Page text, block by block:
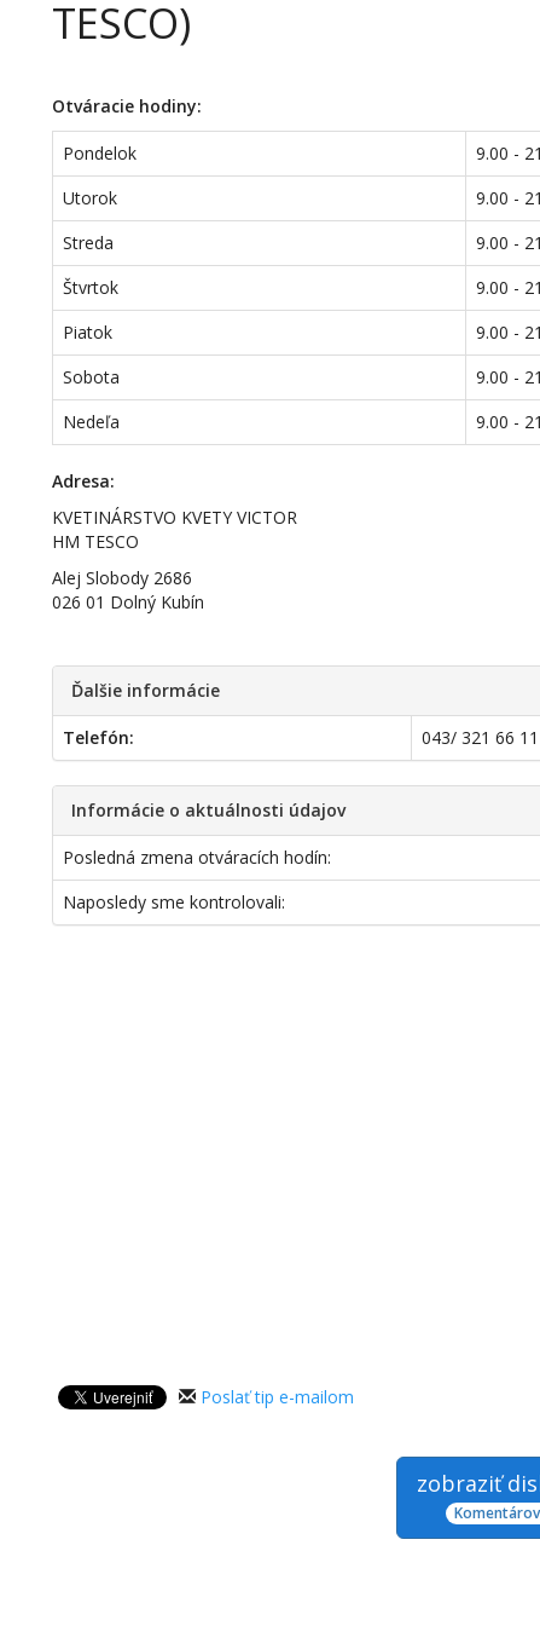
TESCO)
Otváracie hodiny:
Pondelok
9.00 -
Utorok
9.00 -
Streda
9.00 -
Štvrtok
9.00 -
Piatok
9.00 -
Sobota
9.00 -
Nedeľa
9.00 -
Adresa:
KVETINÁRSTVO KVETY VICTOR
HM TESCO
Alej Slobody 2686
026 01 Dolný Kubín
Ďalšie informácie
Telefón: 043/ 321 66 11
Informácie o aktuálnosti údajov
Posledná zmena otváracích hodín:
Naposledy sme kontrolovali:
Poslať tip e-mailom
zobraziť